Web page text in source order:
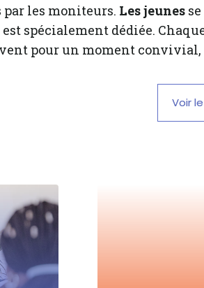
par les moniteurs. Les jeunesse
spécialement dédiée.
pour un moment convivial,
Voir